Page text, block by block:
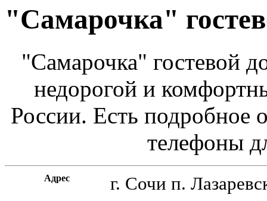
"Самарочка"
"Самарочка" гостевой
недорогой и
России. Есть подробное
телефоны
Адрес г. Сочи п.